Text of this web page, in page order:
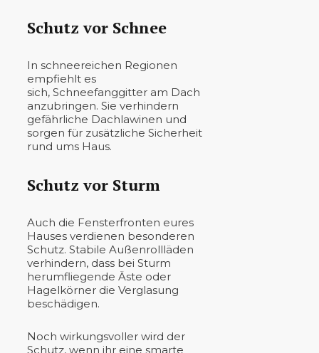
Schutz vor Schnee
In schneereichen Regionen
empfiehlt es
sich, Schneefanggitter am Dach
anzubringen. Sie verhindern
gefährliche Dachlawinen und
sorgen für zusätzliche Sicherheit
rund ums Haus.
Schutz vor Sturm
Auch die Fensterfronten eures
Hauses verdienen besonderen
Schutz. Stabile Außenrollläden
verhindern, dass bei Sturm
herumfliegende Äste oder
Hagelkörner die Verglasung
beschädigen.
Noch wirkungsvoller wird der
Schutz, wenn ihr eine smarte